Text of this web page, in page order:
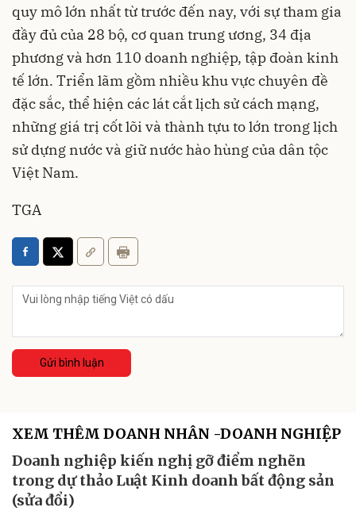
quy mô lớn nhất từ trước đến nay, với sự tham gia
đầy đủ của 28 bộ, cơ quan trung ương, 34 địa
phương và hơn 110 doanh nghiệp, tập đoàn kinh
tế lớn. Triển lãm gồm nhiều khu vực chuyên đề
đặc sắc, thể hiện các lát cắt lịch sử cách mạng,
những giá trị cốt lõi và thành tựu to lớn trong lịch
sử dựng nước và giữ nước hào hùng của dân tộc
Việt Nam.
TGA
Gửi bình luận
XEM THÊM DOANH NHÂN -DOANH NGHIỆP
Doanh nghiệp kiến nghị gỡ điểm nghẽn
trong dự thảo Luật Kinh doanh bất động sản
(sửa đổi)